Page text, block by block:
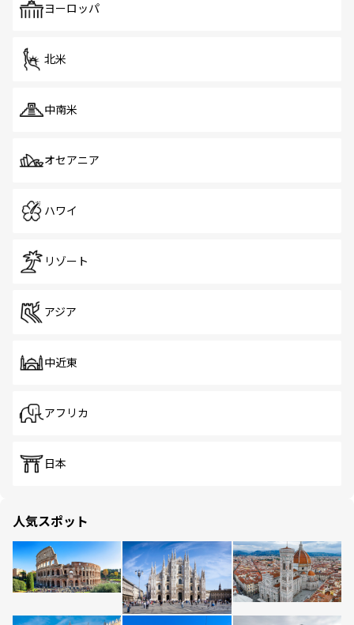
で、ホーカーズは地元の風情を楽しめる外せないスポット
ヨーロッパ
北米
中南米
オセアニア
ハワイ
リゾート
アジア
中近東
アフリカ
日本
人気スポット